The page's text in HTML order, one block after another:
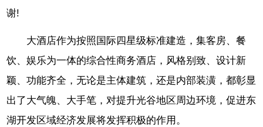
谢!
大酒店作为按照国际四星级标准建造，集客房、餐
饮、娱乐为一体的综合性商务酒店，风格别致、设计新
颖、功能齐全，无论是主体建筑，还是内部装潢，都彰显
出了大气魄、大手笔，对提升光谷地区周边环境，促进东
湖开发区域经济发展将发挥积极的作用。